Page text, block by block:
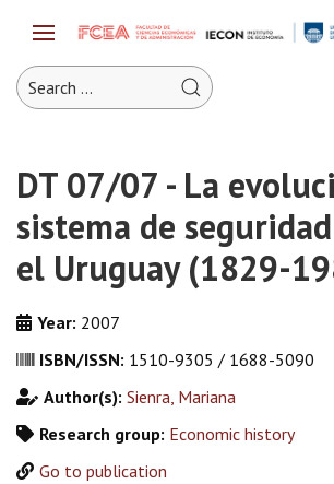
DT 07/07 - La
sistema de
el Uruguay (1829-
Year: 2007
ISBN/ISSN: 1510-9305 / 1688-5090
Author(s): Sienra, Mariana
Research group: Economic history
Go to publication